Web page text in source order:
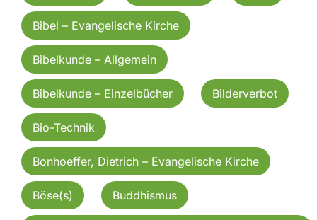
Bibel – Evangelische Kirche
Bibelkunde – Allgemein
Bibelkunde – Einzelbücher Bilderverbot
Bio-Technik
Bonhoeffer, Dietrich – Evangelische Kirche
Böse(s) Buddhismus